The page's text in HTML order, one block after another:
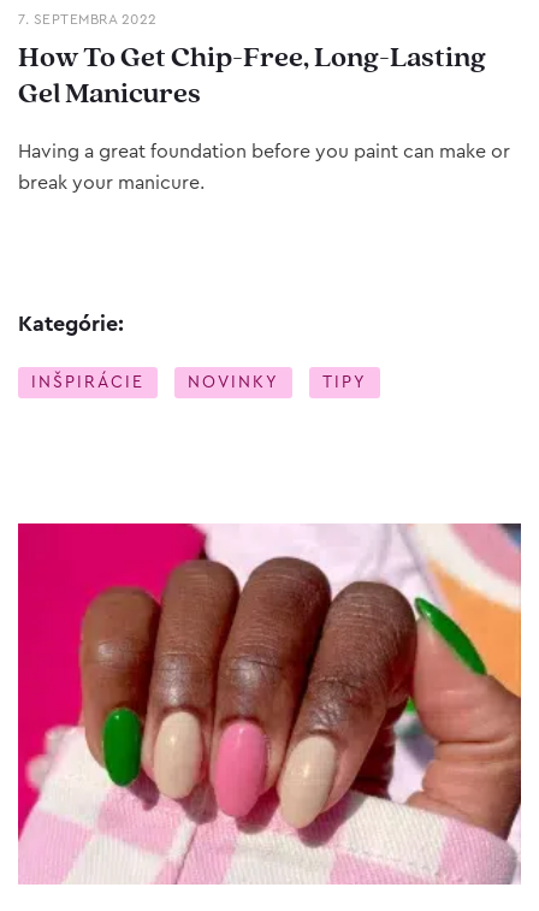
7. SEPTEMBRA 2022
How To Get Chip-Free, Long-Lasting
Gel Manicures
Having a great foundation before you paint can make or
break your manicure.
Kategórie:
INŠPIRÁCIE NOVINKY TIPY